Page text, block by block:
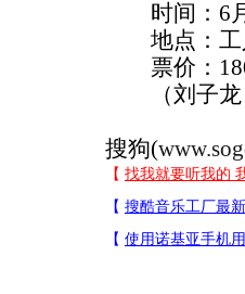
时间：6月
地点：工
票价：180/
（刘子龙
搜狗(